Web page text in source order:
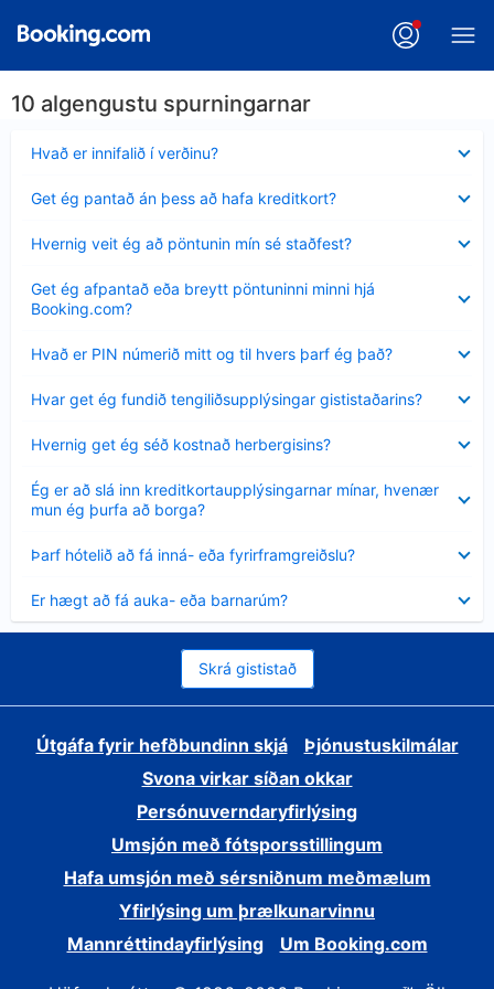
10 algengustu spurningarnar
Hvað er innifalið í verðinu?
sýnt
Get ég pantað án þess að hafa kreditkort?
sýnt
Hvernig veit ég að pöntunin mín sé staðfest?
sýnt
Get ég afpantað eða breytt pöntuninni minni hjá
Booking.com?
sýnt
Hvað er PIN númerið mitt og til hvers þarf ég það?
sýnt
Hvar get ég fundið tengiliðsupplýsingar gististaðarins?
sýnt
Hvernig get ég séð kostnað herbergisins?
sýnt
Ég er að slá inn kreditkortaupplýsingarnar mínar, hvenær
mun ég þurfa að borga?
Minna
sýnt
Þarf hótelið að fá inná- eða fyrirframgreiðslu?
sýnt
Er hægt að fá auka- eða barnarúm?
sýnt
Skrá gististað
Útgáfa fyrir hefðbundinn skjá
Þjónustuskilmálar
Svona virkar síðan okkar
Persónuverndaryfirlýsing
Umsjón með fótsporsstillingum
Hafa umsjón með sérsniðnum meðmælum
Yfirlýsing um þrælkunarvinnu
Mannréttindayfirlýsing
Um Booking.com